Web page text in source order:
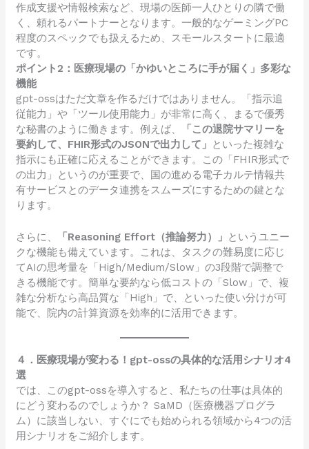
作成支援や情報検索など、現場の医師一人ひとりの隣で働
く、頼れるパートナーとなります。一般的なゲーミングPC
程度のスペックでも扱えるため、スモールスタートに最適
です。
ポイント2：医療現場の「かゆいところに手が届く」多彩な
機能
gpt-ossはただ文章を作るだけではありません。「指示追
従能力」や「ツール使用能力」が非常に高く、まるで優秀
な秘書のように働きます。例えば、
「この退院サマリーを
要約して、FHIR形式のJSONで出力して」 といった複雑な
指示にも正確に応えることができます。この「FHIR形式で
の出力」というのが重要で、国の進める電子カルテ情報共
有サービスとのデータ連携をスムーズにするための鍵とな
ります。
さらに、 「Reasoning Effort（推論努力）」 というユニー
クな機能も備えています。これは、タスクの難易度に応じ
てAIの思考量を「High/Medium/Slow」の3段階で調整で
きる機能です。簡単な要約なら低コストの「Slow」で、複
雑な分析なら高品質な「High」で、といった使い分けが可
能で、院内の計算資源を効率的に活用できます。
４．医療現場が変わる！gpt-ossの具体的な活用シナリオ4
選
では、このgpt-ossを導入すると、私たちの仕事は具体的
にどう変わるのでしょうか？ SaMD（医療機器プログラ
ム）に該当しない、すぐにでも始められる領域から4つの活
用シナリオをご紹介します。